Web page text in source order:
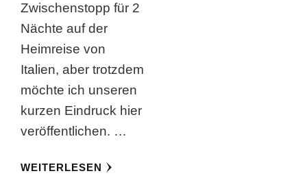
Zwischenstopp für 2
Nächte auf der
Heimreise von
Italien, aber trotzdem
möchte ich unseren
kurzen Eindruck hier
veröffentlichen. …
WEITERLESEN